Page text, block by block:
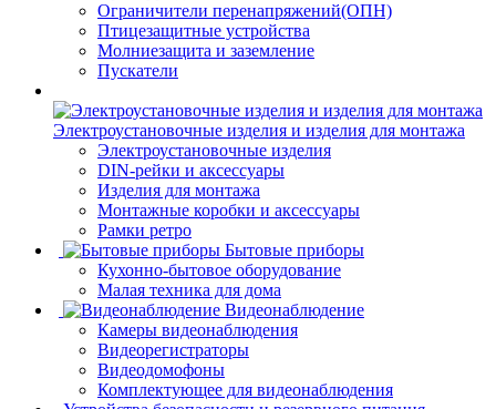
Ограничители перенапряжений(ОПН)
Птицезащитные устройства
Молниезащита и заземление
Пускатели
Электроустановочные изделия и изделия для монтажа
Электроустановочные изделия
DIN-рейки и аксессуары
Изделия для монтажа
Монтажные коробки и аксессуары
Рамки ретро
Бытовые приборы
Кухонно-бытовое оборудование
Малая техника для дома
Видеонаблюдение
Камеры видеонаблюдения
Видеорегистраторы
Видеодомофоны
Комплектующее для видеонаблюдения